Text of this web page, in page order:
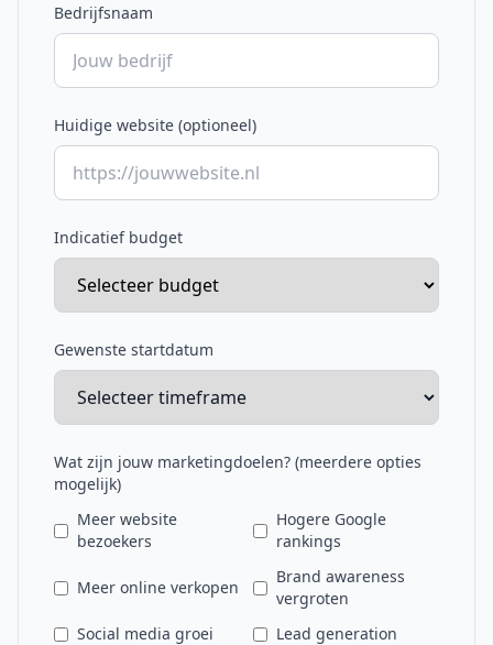
Bedrijfsnaam
Huidige website (optioneel)
Indicatief budget
Gewenste startdatum
Wat zijn jouw marketingdoelen? (meerdere opties
mogelijk)
Meer website
bezoekers
Hogere Google
rankings
Meer online verkopen
Brand awareness
vergroten
Social media groei
Lead generation